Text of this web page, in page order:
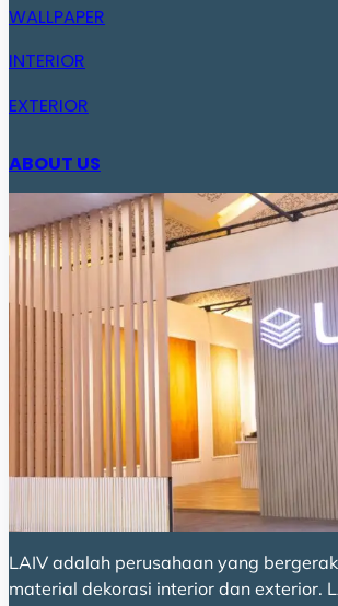
WALLPAPER
INTERIOR
EXTERIOR
ABOUT US
LAIV adalah perusahaan yang
material dekorasi interior dan exterior.